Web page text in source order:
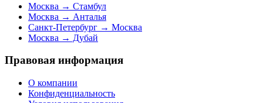
Москва → Стамбул
Москва → Анталья
Санкт-Петербург → Москва
Москва → Дубай
Правовая информация
О компании
Конфиденциальность